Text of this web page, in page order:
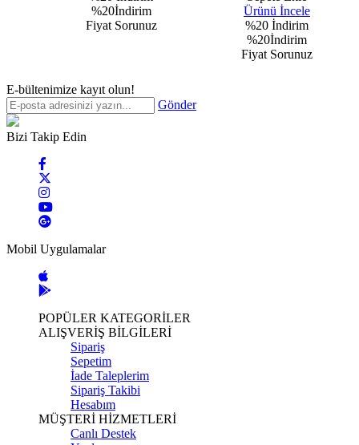
%20İndirim
Fiyat Sorunuz
Ürünü İncele
%20 İndirim
%20İndirim
Fiyat Sorunuz
E-bültenimize kayıt olun!
Gönder
Bizi Takip Edin
Mobil Uygulamalar
POPÜLER KATEGORİLER
ALIŞVERİŞ BİLGİLERİ
Sipariş
Sepetim
İade Taleplerim
Sipariş Takibi
Hesabım
MÜŞTERİ HİZMETLERİ
Canlı Destek